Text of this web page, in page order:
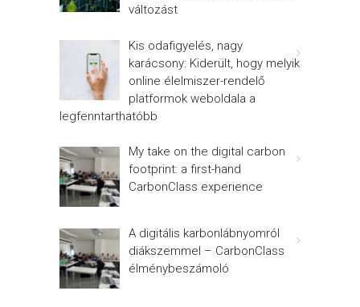
változást
Kis odafigyelés, nagy
karácsony: Kiderült, hogy melyik
online élelmiszer-rendelő
platformok weboldala a
legfenntarthatóbb
My take on the digital carbon
footprint: a first-hand
CarbonClass experience
A digitális karbonlábnyomról
diákszemmel – CarbonClass
élménybeszámoló